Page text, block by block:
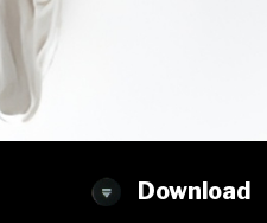
Download